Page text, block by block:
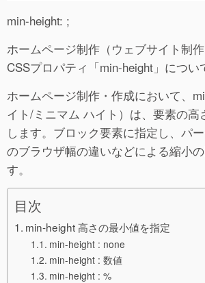
min-height: ;
ホームページ制作（ウェブサイト制
CSSプロパティ「min-height」につい
ホームページ制作・作成において、
イト/ミニマム ハイト）は、要素の高
します。ブロック要素に指定し、パ
のブラウザ幅の違いなどによる縮小
す。
目次
min-height 高さの最小値を指定
min-height : none
min-height : 数値
min-height : %